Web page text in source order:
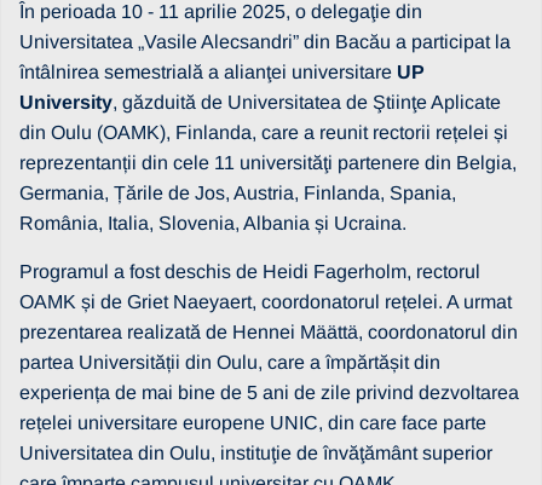
În perioada 10 - 11 aprilie 2025, o delegaţie din
Universitatea „Vasile Alecsandri” din Bacău a participat la
întâlnirea semestrială a alianţei universitare UP
University, găzduită de Universitatea de Ştiinţe Aplicate
din Oulu (OAMK), Finlanda, care a reunit rectorii rețelei și
reprezentanții din cele 11 universităţi partenere din Belgia,
Germania, Țările de Jos, Austria, Finlanda, Spania,
România, Italia, Slovenia, Albania și Ucraina.
Programul a fost deschis de Heidi Fagerholm, rectorul
OAMK și de Griet Naeyaert, coordonatorul rețelei. A urmat
prezentarea realizată de Hennei Määttä, coordonatorul din
partea Universității din Oulu, care a împărtășit din
experiența de mai bine de 5 ani de zile privind dezvoltarea
rețelei universitare europene UNIC, din care face parte
Universitatea din Oulu, instituţie de învăţământ superior